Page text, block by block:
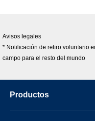
Avisos legales
* Notificación de retiro voluntario
campo para el resto del mundo
Productos